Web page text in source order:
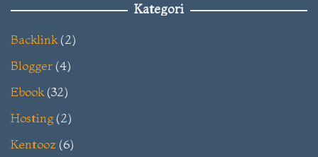
Kategori
Backlink(2)
Blogger(4)
Ebook(32)
Hosting(2)
Kentooz (6)